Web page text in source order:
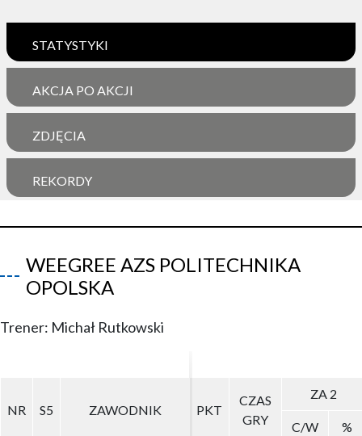
STATYSTYKI
AKCJA PO AKCJI
ZDJĘCIA
REKORDY
WEEGREE AZS POLITECHNIKA
OPOLSKA
Trener: Michał Rutkowski
NR S5 ZAWODNIK PKT
CZAS
GRY
ZA 2
C/W %
NR S5 ZAWODNIK PKT
CZAS
GRY
ZA 2
C/W %